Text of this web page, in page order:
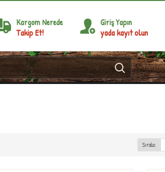
Kargom Nerede
Takip Et!
Giriş Yapın
yada kayıt olun
Sırala: